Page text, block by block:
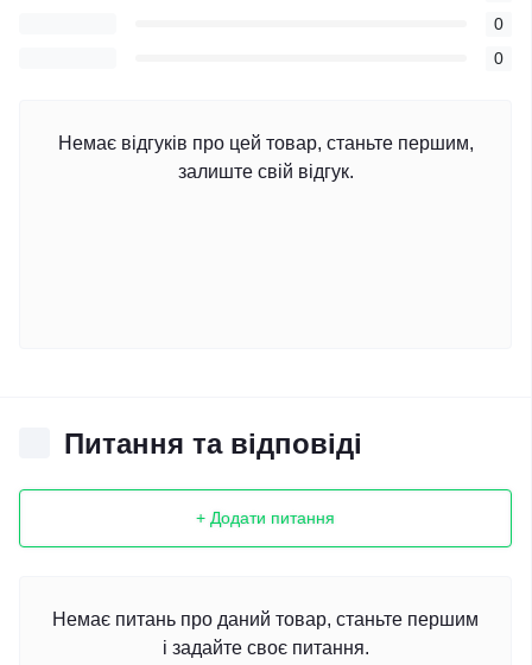
0
0
Немає відгуків про цей товар, станьте першим,
залиште свій відгук.
Питання та відповіді
+ Додати питання
Немає питань про даний товар, станьте першим
і задайте своє питання.